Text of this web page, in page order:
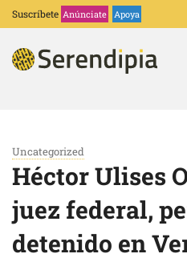
Suscríbete Anúnciate Apoya
Uncategorized
Héctor Ulises
juez federal,
detenido en